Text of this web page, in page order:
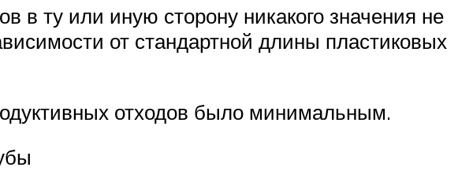
ту или иную сторону никакого значения не
от стандартной длины пластиковых
отходов было минимальным.